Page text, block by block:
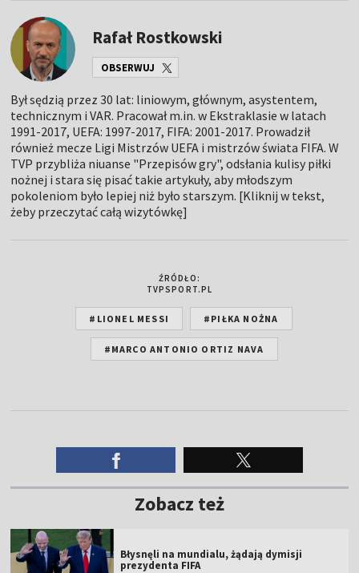
Rafał Rostkowski
OBSERWUJ
Był sędzią przez 30 lat: liniowym, głównym, asystentem,
technicznym i VAR. Pracował m.in. w Ekstraklasie w latach
1991-2017, UEFA: 1997-2017, FIFA: 2001-2017. Prowadził
również mecze Ligi Mistrzów UEFA i mistrzów świata FIFA. W
TVP przybliża niuanse "Przepisów gry", odsłania kulisy piłki
nożnej i stara się pisać takie artykuły, aby młodszym
pokoleniom było lepiej niż było starszym. [Kliknij w tekst,
żeby przeczytać całą wizytówkę]
ŹRÓDŁO:
TVPSPORT.PL
#LIONEL MESSI #PIŁKA NOŻNA
#MARCO ANTONIO ORTIZ NAVA
Zobacz też
Błysnęli na mundialu, żądają dymisji
prezydenta FIFA